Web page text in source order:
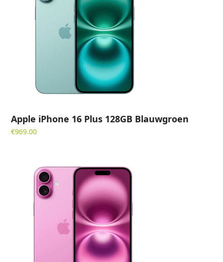
Apple iPhone 16 Plus 128GB Blauwgroen
€969.00